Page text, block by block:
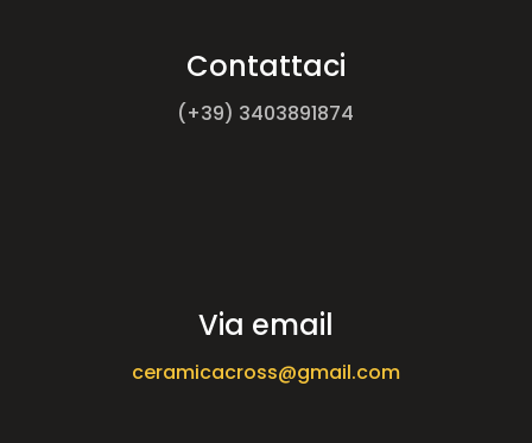
Contattaci
(+39) 3403891874
Via email
ceramicacross@gmail.com